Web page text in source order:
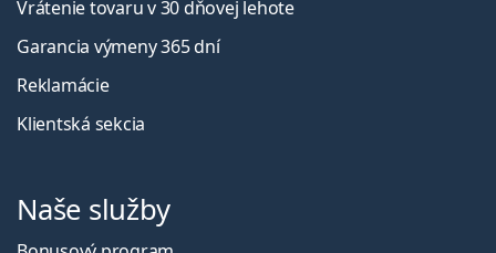
Vrátenie tovaru v 30 dňovej lehote
Garancia výmeny 365 dní
Reklamácie
Klientská sekcia
Naše služby